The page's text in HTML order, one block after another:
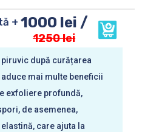
+ 1000 lei /
1250 lei
după curățarea
mai multe beneficii
exfoliere profundă,
de asemenea,
care ajuta la